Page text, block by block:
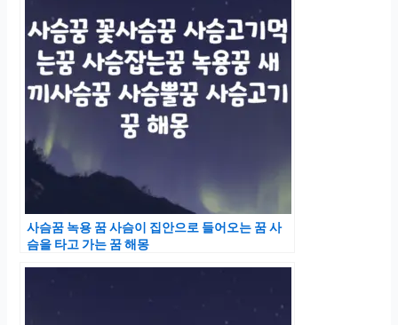
사슴꿈 녹용 꿈 사슴이 집안으로 들어오는 꿈 사
슴을 타고 가는 꿈 해몽